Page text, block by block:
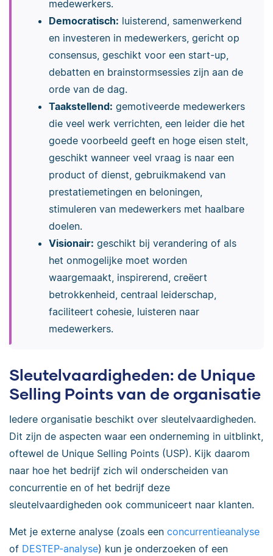
medewerkers.
Democratisch: luisterend, samenwerkend
en investeren in medewerkers, gericht op
consensus, geschikt voor een start-up,
debatten en brainstormsessies zijn aan de
orde van de dag.
Taakstellend: gemotiveerde medewerkers
die veel werk verrichten, een leider die het
goede voorbeeld geeft en hoge eisen stelt,
geschikt wanneer veel vraag is naar een
product of dienst, gebruikmakend van
prestatiemetingen en beloningen,
stimuleren van medewerkers met haalbare
doelen.
Visionair: geschikt bij verandering of als
het onmogelijke moet worden
waargemaakt, inspirerend, creëert
betrokkenheid, centraal leiderschap,
faciliteert cohesie, luisteren naar
medewerkers.
Sleutelvaardigheden: de Unique
Selling Points van de organisatie
Iedere organisatie beschikt over sleutelvaardigheden.
Dit zijn de aspecten waar een onderneming in uitblinkt,
oftewel de Unique Selling Points (USP). Kijk daarom
naar hoe het bedrijf zich wil onderscheiden van
concurrentie en of het bedrijf deze
sleutelvaardigheden ook communiceert naar klanten.
Met je externe analyse (zoals een concurrentieanalyse
of DESTEP-analyse) kun je onderzoeken of een